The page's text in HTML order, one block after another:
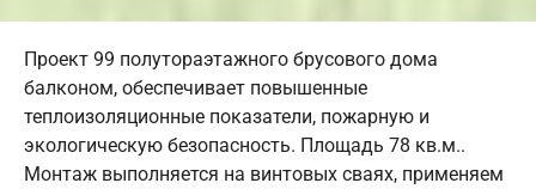
Проект 99 полутораэтажного брусового дома
балконом, обеспечивает повышенные
теплоизоляционные показатели, пожарную и
экологическую безопасность. Площадь 78 кв.м..
Монтаж выполняется на винтовых сваях, применяем